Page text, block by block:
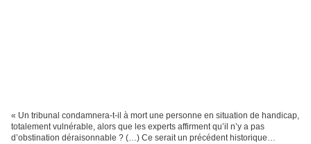
« Un tribunal condamnera-t-il à mort une personne en situation de handicap,
totalement vulnérable, alors que les experts affirment qu’il n’y a pas
d’obstination déraisonnable ? (…) Ce serait un précédent historique